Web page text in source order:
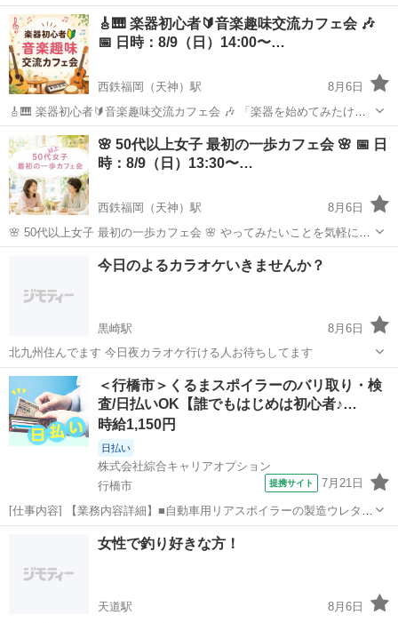
分の日、ありませんか？😊 このカフェ会はテーマなし♪ 趣味が同じじ
ゃなくてもOK！ 目的がハッキリしていなくてもOK！ 「新しい人と話
してみたい」 ...
福岡 福岡市 西鉄福岡（天神）駅 友達
🎸🎹 楽器初心者🔰音楽趣味交流カフェ会 🎶
📅 日時：8/9（日）14:00〜…
西鉄福岡（天神）駅
8月6日
🎸🎹 楽器初心者🔰音楽趣味交流カフェ会 🎶 「楽器を始めてみたけ
ど、一人で練習していると挫けそう…。」 そんなこと、ありません
か？😊 このカフェ会は、楽器初心者さんや、これから始めたい方が気
軽に集まっておしゃべりする交...
福岡 福岡市 西鉄福岡（天神）駅 友達
🌸 50代以上女子 最初の一歩カフェ会 🌸 📅 日
時：8/9（日）13:30〜…
西鉄福岡（天神）駅
8月6日
🌸 50代以上女子 最初の一歩カフェ会 🌸 やってみたいことを気軽にし
ゃべって，はじめの一歩を🥰 子育てがひと段落したり、 仕事や家族と
の関わり方が変わったり…。 これからの自分の時間を、どう過ごそ
西鉄福岡（天神）駅 友達
今日のよるカラオケいきませんか？
黒崎駅
8月6日
北九州住んでます 今日夜カラオケ行ける人お待ちしてます
福岡 北九州市 黒崎駅 カラオケ
＜行橋市＞くるまスポイラーのバリ取り・検
査/日払いOK【誰でもはじめは初心者♪…
時給1,150円
日払い
株式会社綜合キャリアオプション
行橋市
提携サイト 7月21日
[仕事内容] 【業務内容詳細】■自動車用リアスポイラーの製造ウレタン
製品のバリ取りや検査に付帯する【業務内容詳細】自動車用リアスポ
イラーの製造に関わるお仕事です。 主な作業は、 ウレタン製品のバリ
取り(不要な部分の除去)や外...
工場
女性で釣り好きな方！
天道駅
8月6日